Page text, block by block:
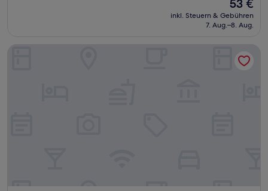
Preis
beträgt
53 €
inkl. Steuern & Gebühren
7. Aug.–8. Aug.
The Solomon